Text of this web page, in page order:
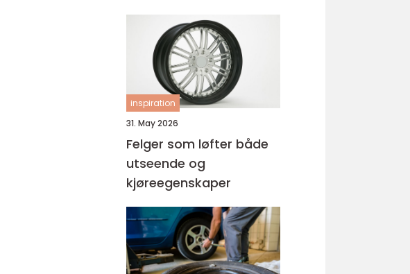
inspiration
31. May 2026
Felger som løfter både
utseende og
kjøreegenskaper